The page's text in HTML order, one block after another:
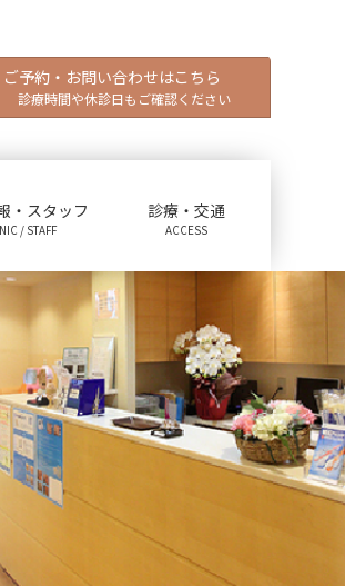
ご予約・お問い合わせはこちら
診療時間や休診日もご確認ください
・スタッフ
/ STAFF
診療・交通
ACCESS